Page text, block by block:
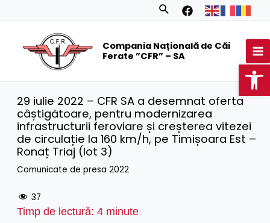
Search
Compania Națională de Căi
Ferate ”CFR” – SA
29 iulie 2022 – CFR SA a desemnat oferta
câștigătoare, pentru modernizarea
infrastructurii feroviare și creșterea vitezei
de circulație la 160 km/h, pe Timișoara Est –
Ronaț Triaj (lot 3)
Comunicate de presa 2022
37
Timp de lectură:4 minute